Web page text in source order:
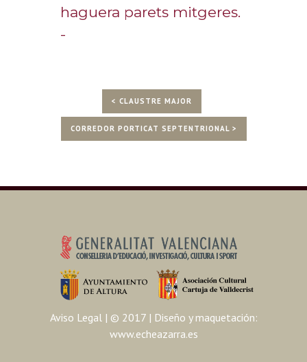
haguera parets mitgeres.
-
< CLAUSTRE MAJOR
CORREDOR PORTICAT SEPTENTRIONAL >
Aviso Legal| © 2017 | Diseño y maquetación:
www.echeazarra.es